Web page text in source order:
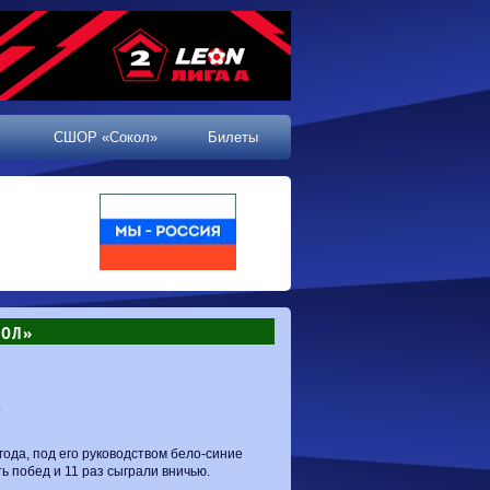
СШОР «Сокол» Билеты
под его руководством бело-синие
побед и 11 раз сыграли вничью.